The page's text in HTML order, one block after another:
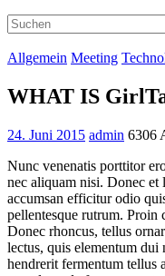
Allgemein Meeting
WHAT IS
24. Juni 2015 admin 6306
Nunc venenatis porttitor
nec aliquam nisi. Donec
accumsan efficitur odio
pellentesque rutrum. Proin
Donec rhoncus, tellus
lectus, quis elementum dui
hendrerit fermentum tellus